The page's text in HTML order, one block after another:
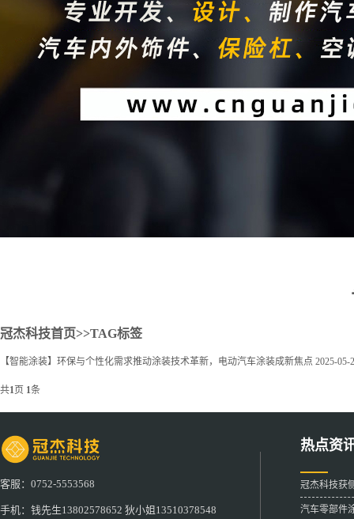
冠杰科技首页>>TAG标签
【智能涂装】环保与个性化需求推动涂装技术革新，电动汽车涂装成新焦点 2025-05-
共1页 1条
客服：0752-5553568
手机：钱先生13802578652 狄小姐13510378548
热点资
冠杰科技获
汽车零部件